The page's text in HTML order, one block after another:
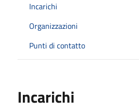
Incarichi
Organizzazioni
Punti di contatto
Incarichi